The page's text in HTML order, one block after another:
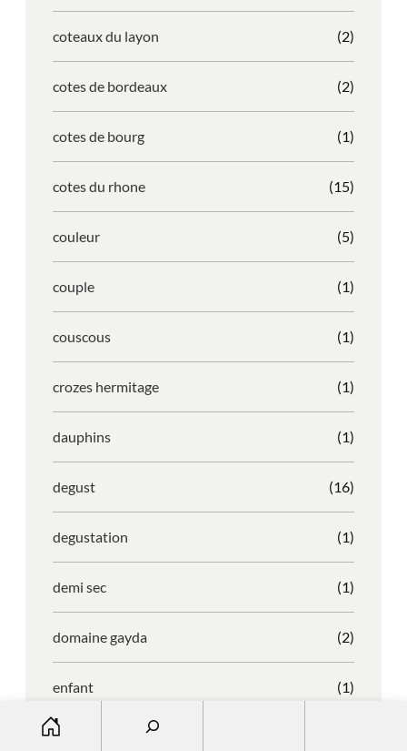
coteaux du layon (2)
cotes de bordeaux (2)
cotes de bourg (1)
cotes du rhone (15)
couleur (5)
couple (1)
couscous (1)
crozes hermitage (1)
dauphins (1)
degust (16)
degustation (1)
demi sec (1)
domaine gayda (2)
enfant (1)
entreprise